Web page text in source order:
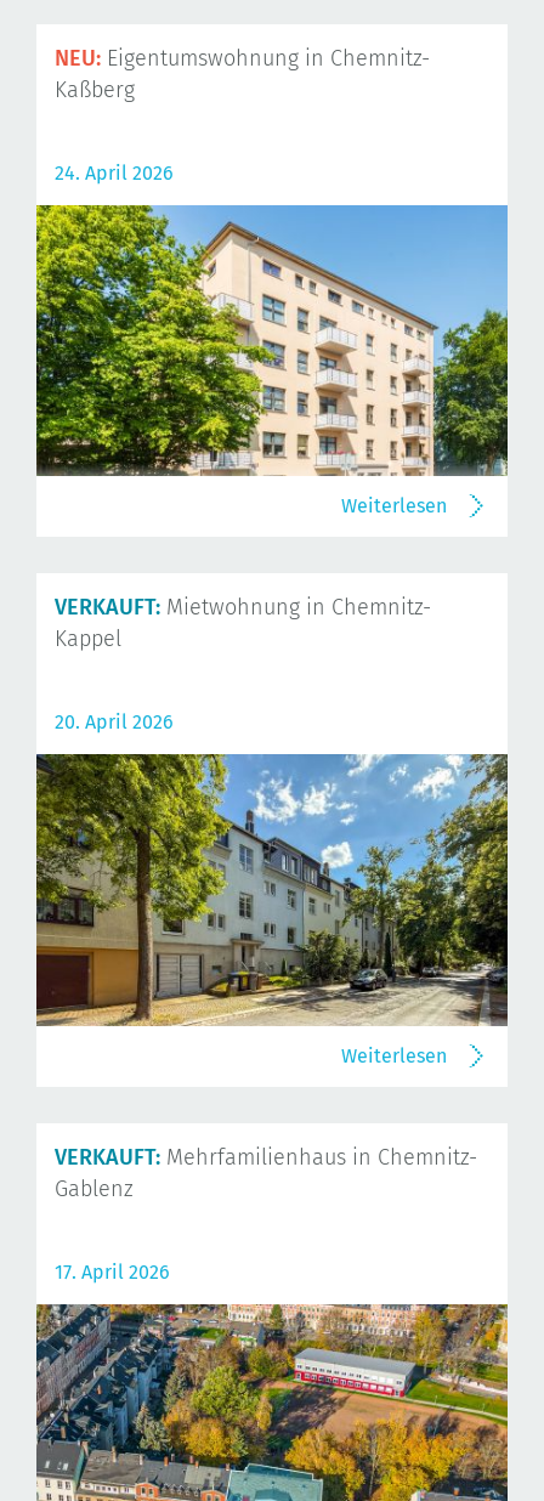
NEU: Eigentumswohnung in Chemnitz-
Kaßberg
24. April 2026
Weiterlesen
VERKAUFT: Mietwohnung in Chemnitz-
Kappel
20. April 2026
Weiterlesen
VERKAUFT: Mehrfamilienhaus in Chemnitz-
Gablenz
17. April 2026